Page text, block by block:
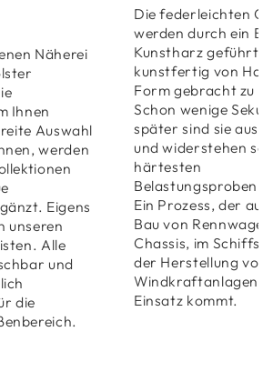
Näherei
Ihnen
Auswahl
werden
Eigens
unseren
Alle
und
die
Die federleichten
werden durch ein
Kunstharz geführt,
kunstfertig von
Form gebracht zu
Schon wenige
später sind sie
und widerstehen
härtesten
Belastungsproben.
Ein Prozess, der
Bau von
Chassis, im
der Herstellung von
Windkraftanlagen
Einsatz kommt.